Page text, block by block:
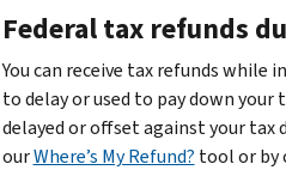
Federal tax refunds
You can receive tax refunds while
to delay or used to pay down your
delayed or offset against your tax
ourWhere’s My Refund? tool or by